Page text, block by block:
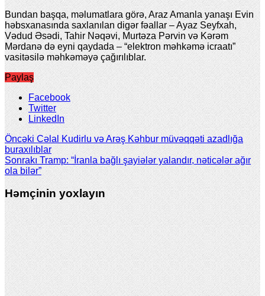
Bundan başqa, məlumatlara görə, Araz Amanla yanaşı Evin
həbsxanasında saxlanılan digər fəallar – Ayaz Seyfxah,
Vədud Əsədi, Tahir Nəqəvi, Murtəza Pərvin və Kərəm
Mərdanə də eyni qaydada – “elektron məhkəmə icraatı”
vasitəsilə məhkəməyə çağırılıblar.
Paylaş
Facebook
Twitter
LinkedIn
Öncəki Cəlal Kudirlu və Arəş Kəhbur müvəqqəti azadlığa
buraxılıblar
Sonrakı Tramp: “İranla bağlı şayiələr yalandır, nəticələr ağır
ola bilər”
Həmçinin yoxlayın